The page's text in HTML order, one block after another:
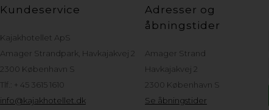
Kundeservice
Kajakhotellet ApS
Amager Strandpark, Havkajakvej 2
2300 København S
Tlf.: + 45 3615 1610
info@kajakhotellet.dk
Adresser og
åbningstider
Amager Strand
Havkajakvej 2
2300 København S
Se åbningstider